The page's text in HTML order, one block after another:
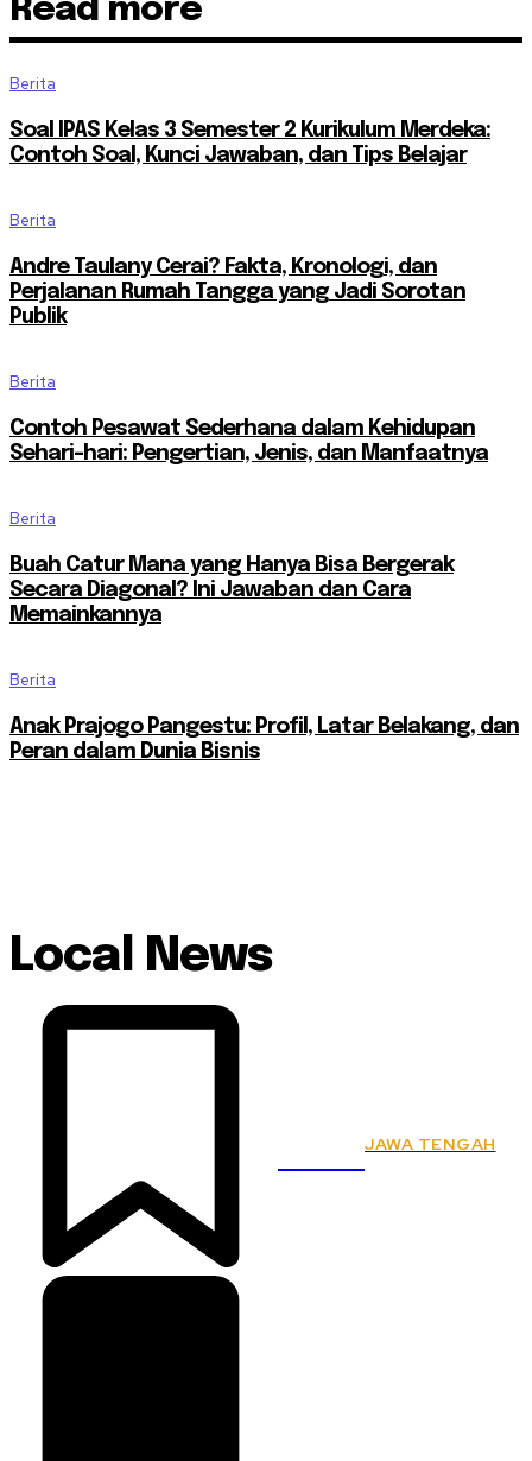
Read more
Berita
Soal IPAS Kelas 3 Semester 2 Kurikulum Merdeka:
Contoh Soal, Kunci Jawaban, dan Tips Belajar
Berita
Andre Taulany Cerai? Fakta, Kronologi, dan
Perjalanan Rumah Tangga yang Jadi Sorotan
Publik
Berita
Contoh Pesawat Sederhana dalam Kehidupan
Sehari-hari: Pengertian, Jenis, dan Manfaatnya
Berita
Buah Catur Mana yang Hanya Bisa Bergerak
Secara Diagonal? Ini Jawaban dan Cara
Memainkannya
Berita
Anak Prajogo Pangestu: Profil, Latar Belakang, dan
Peran dalam Dunia Bisnis
Local News
JAWA TENGAH